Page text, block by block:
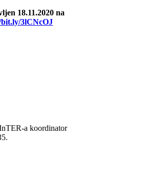
18.11.2020 na
3lCNcOJ
a koordinator